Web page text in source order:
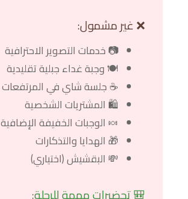
❌ غير مشمول:
📷 خدمات التصوير الاحترافية
🍽️ وجبة غداء جبلية تقليدية
☕ جلسة شاي في المرتفعات
🛍️ المشتريات الشخصية
🍬 الوجبات الخفيفة الإضافية
🎁 الهدايا والتذكارات
💸 البقشيش (اختياري)
🎒 تحضيرات مهمة للرحلة: